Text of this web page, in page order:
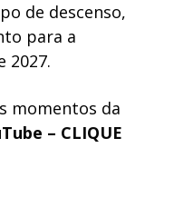
de descenso,
para a
2027.
momentos da
– CLIQUE